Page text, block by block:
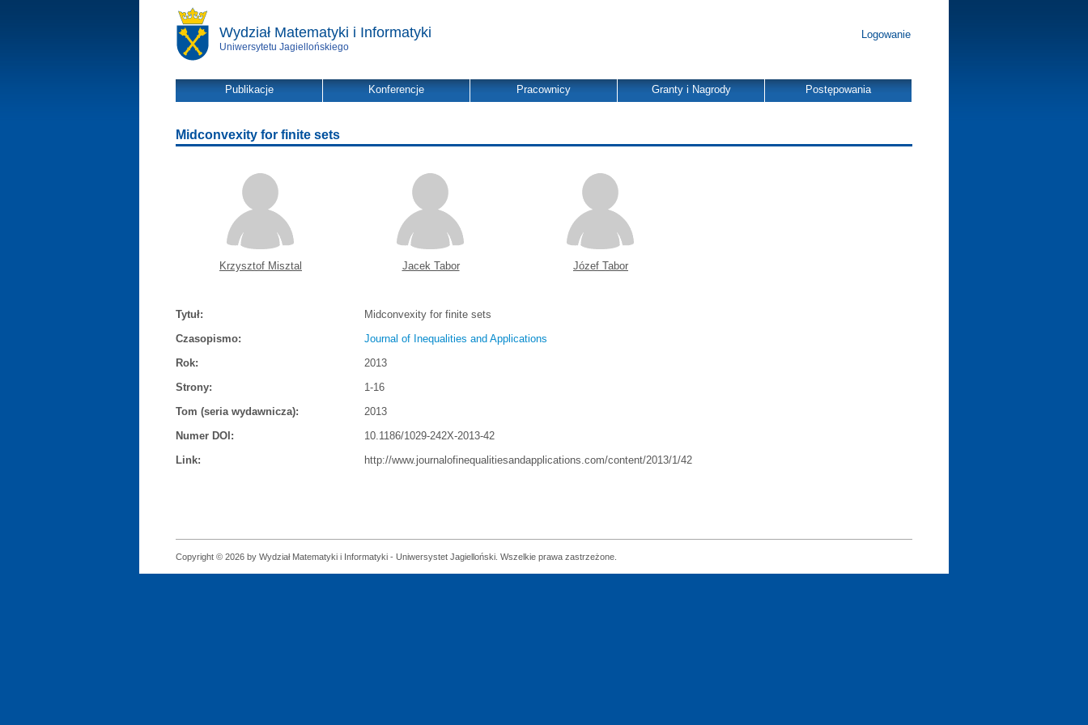
Wydział Matematyki i Informatyki
Uniwersytetu Jagiellońskiego
Logowanie
Publikacje Konferencje Pracownicy Granty i Nagrody Postępowania
Midconvexity for finite sets
Krzysztof Misztal Jacek Tabor Józef Tabor
Tytuł:
Midconvexity for finite sets
Czasopismo:
Journal of Inequalities and Applications
Rok:
2013
Strony:
1-16
Tom (seria wydawnicza):
2013
Numer DOI:
10.1186/1029-242X-2013-42
Link:
http://www.journalofinequalitiesandapplications.com/content/2013/1/42
Copyright © 2026 by Wydział Matematyki i Informatyki - Uniwersystet Jagielloński. Wszelkie prawa zastrzeżone.